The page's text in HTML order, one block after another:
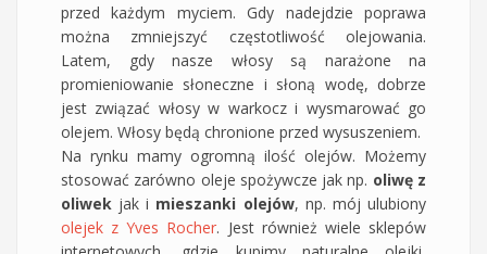
przed każdym myciem. Gdy nadejdzie poprawa
można zmniejszyć częstotliwość olejowania.
Latem, gdy nasze włosy są narażone na
promieniowanie słoneczne i słoną wodę, dobrze
jest związać włosy w warkocz i wysmarować go
olejem. Włosy będą chronione przed wysuszeniem.
Na rynku mamy ogromną ilość olejów. Możemy
stosować zarówno oleje spożywcze jak np. oliwę z
oliwek jak i mieszanki olejów, np. mój ulubiony
olejek z Yves Rocher. Jest również wiele sklepów